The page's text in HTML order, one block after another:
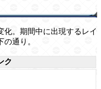
化。期間中に出現するレイ
通り。
ク